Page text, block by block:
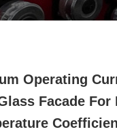
Operating
Facade For